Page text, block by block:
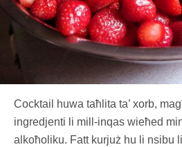
Cocktail huwa taħlita ta’ xorb,
ingredjenti li mill-inqas wieħed
alkoħoliku. Fatt kurjuż hu li nsibu